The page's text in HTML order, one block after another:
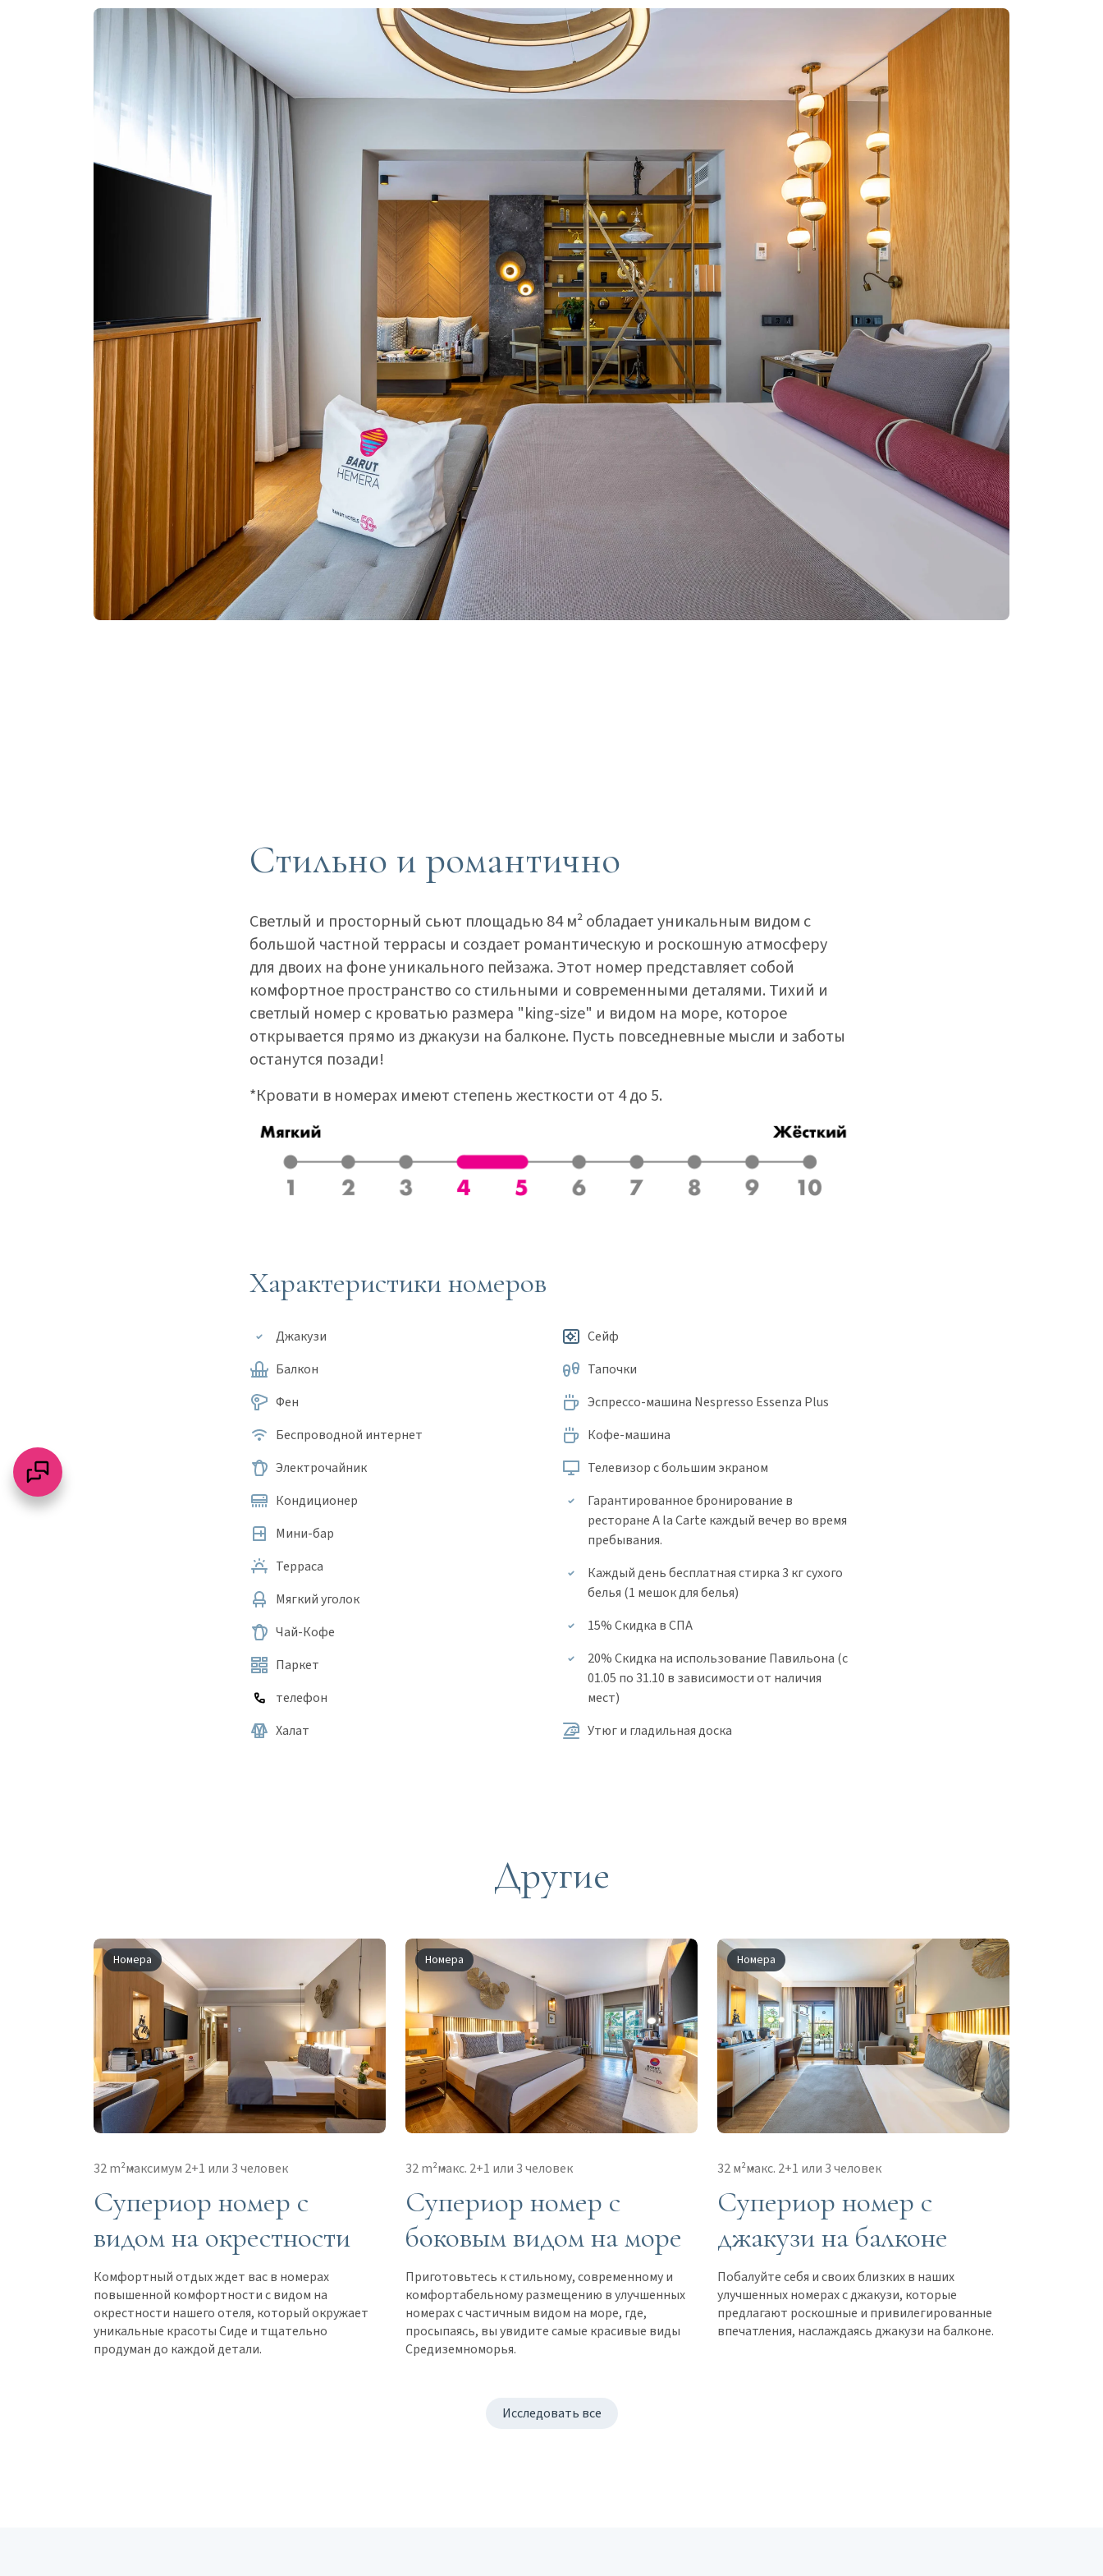
Стильно и романтично
Светлый и просторный сьют площадью 84 м² обладает уникальным видом с
большой частной террасы и создает романтическую и роскошную атмосферу
для двоих на фоне уникального пейзажа. Этот номер представляет собой
комфортное пространство со стильными и современными деталями. Тихий и
светлый номер с кроватью размера "king-size" и видом на море, которое
открывается прямо из джакузи на балконе. Пусть повседневные мысли и заботы
останутся позади!
*Кровати в номерах имеют степень жесткости от 4 до 5.
Характеристики номеров
Джакузи
Балкон
Фен
Беспроводной интернет
Электрочайник
Кондиционер
Мини-бар
Терраса
Мягкий уголок
Чай-Кофе
Паркет
телефон
Халат
Сейф
Тапочки
Эспрессо-машина Nespresso Essenza Plus
Кофе-машина
Телевизор с большим экраном
Гарантированное бронирование в
ресторане A la Carte каждый вечер во время
пребывания.
Каждый день бесплатная стирка 3 кг сухого
белья (1 мешок для белья)
15% Скидка в СПА
20% Скидка на использование Павильона (с
01.05 по 31.10 в зависимости от наличия
мест)
Утюг и гладильная доска
Другие
Номера
32 m²максимум 2+1 или 3 человек
Супериор номер с
видом на окрестности
Комфортный отдых ждет вас в номерах
повышенной комфортности с видом на
окрестности нашего отеля, который окружает
уникальные красоты Сиде и тщательно
продуман до каждой детали.
Номера
32 m²макс. 2+1 или 3 человек
Супериор номер с
боковым видом на море
Приготовьтесь к стильному, современному и
комфортабельному размещению в улучшенных
номерах с частичным видом на море, где,
просыпаясь, вы увидите самые красивые виды
Средиземноморья.
Номера
32 м²макс. 2+1 или 3 человек
Супериор номер с
джакузи на балконе
Побалуйте себя и своих близких в наших
улучшенных номерах с джакузи, которые
предлагают роскошные и привилегированные
впечатления, наслаждаясь джакузи на балконе.
Исследовать все